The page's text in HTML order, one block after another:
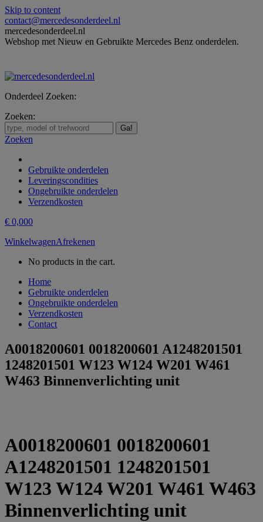
Skip to content
contact@mercedesonderdeel.nl
mercedesonderdeel.nl
Webshop met Nieuw en Gebruikte Mercedes Benz onderdelen.
Onderdeel Zoeken:
Zoeken:
Zoeken
Gebruikte onderdelen
Leveringscondities
Ongebruikte onderdelen
Verzendkosten
€ 0,000
WinkelwagenAfrekenen
No products in the cart.
Home
Gebruikte onderdelen
Ongebruikte onderdelen
Verzendkosten
Contact
A0018200601 0018200601 A1248201501
1248201501 W123 W124 W201 W461
W463 Binnenverlichting unit
A0018200601 0018200601
A1248201501 1248201501
W123 W124 W201 W461 W463
Binnenverlichting unit